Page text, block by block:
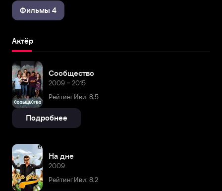
Фильмы 4
Актёр
Сообщество
2009 – 2015
Рейтинг Иви: 8,5
Подробнее
На дне
2009
Рейтинг Иви: 8,2